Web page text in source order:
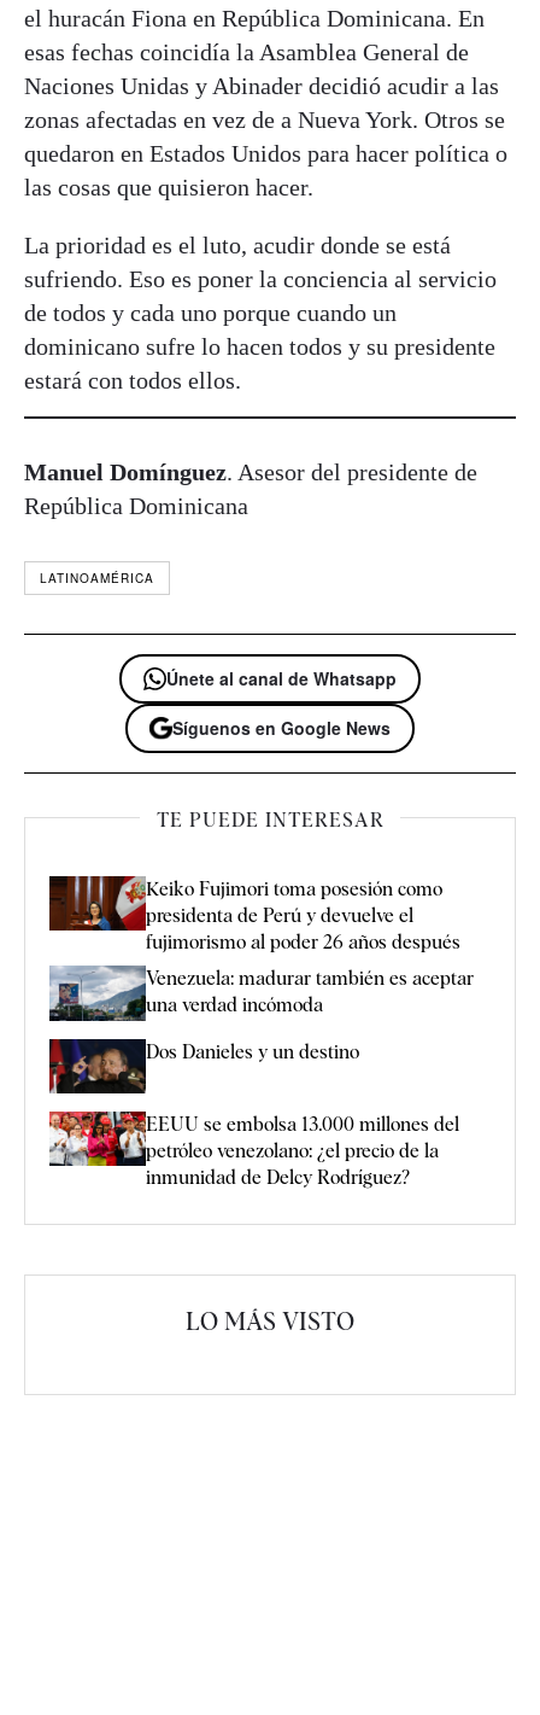
el huracán Fiona en República Dominicana. En
esas fechas coincidía la Asamblea General de
Naciones Unidas y Abinader decidió acudir a las
zonas afectadas en vez de a Nueva York. Otros se
quedaron en Estados Unidos para hacer política o
las cosas que quisieron hacer.
La prioridad es el luto, acudir donde se está
sufriendo. Eso es poner la conciencia al servicio
de todos y cada uno porque cuando un
dominicano sufre lo hacen todos y su presidente
estará con todos ellos.
Manuel Domínguez. Asesor del presidente de
República Dominicana
LATINOAMÉRICA
Únete al canal de Whatsapp
Síguenos en Google News
TE PUEDE INTERESAR
Keiko Fujimori toma posesión como
presidenta de Perú y devuelve el
fujimorismo al poder 26 años después
Venezuela: madurar también es aceptar
una verdad incómoda
Dos Danieles y un destino
EEUU se embolsa 13.000 millones del
petróleo venezolano: ¿el precio de la
inmunidad de Delcy Rodríguez?
LO MÁS VISTO